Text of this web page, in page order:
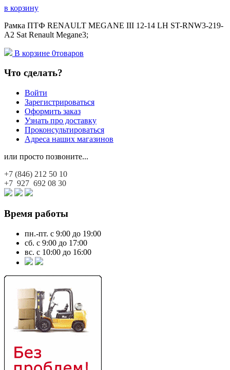
в корзину
Рамка ПТФ RENAULT MEGANE III 12-14 LH ST-RNW3-219-
A2 Sat Renault Megane3;
В корзине 0товаров
Что сделать?
Войти
Зарегистрироваться
Оформить заказ
Узнать про доставку
Проконсультироваться
Адреса наших магазинов
или просто позвоните...
+7 (846) 212 50 10
+7 927 692 08 30
Время работы
пн.-пт. с 9:00 до 19:00
сб. с 9:00 до 17:00
вс. с 10:00 до 16:00